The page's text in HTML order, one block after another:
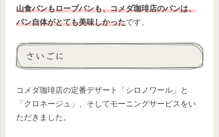
山食パンもローブパンも、コメダ珈琲店のパンは、
パン自体がとても美味しかったです。
さいごに
コメダ珈琲店の定番デザート「シロノワール」と
「クロネージュ」、そしてモーニングサービスをい
ただきました。